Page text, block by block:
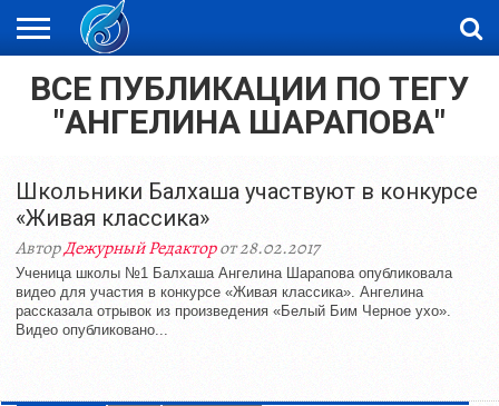
ЖАҢАЛЫҚТАР
НОВОСТИ
ВИДЕО
ФОТОРЕПОРТАЖИ
ОРКЕН
LIVETV
ВСЕ ПУБЛИКАЦИИ ПО ТЕГУ
"АНГЕЛИНА ШАРАПОВА"
Школьники Балхаша участвуют в конкурсе
«Живая классика»
АвторДежурный Редакторот 28.02.2017
Ученица школы №1 Балхаша Ангелина Шарапова опубликовала
видео для участия в конкурсе «Живая классика». Ангелина
рассказала отрывок из произведения «Белый Бим Черное ухо».
Видео опубликовано...